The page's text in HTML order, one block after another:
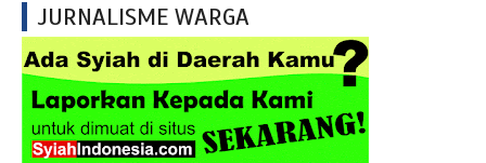
JURNALISME WARGA